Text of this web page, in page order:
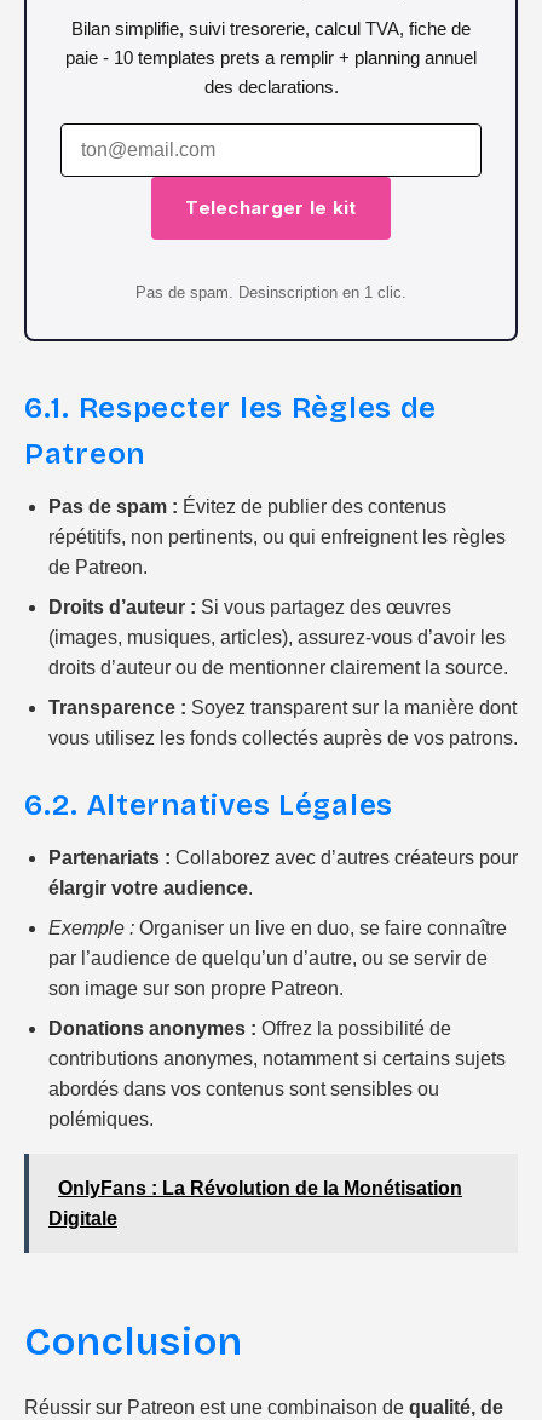
Bilan simplifie, suivi tresorerie, calcul TVA, fiche de
paie - 10 templates prets a remplir + planning annuel
des declarations.
Telecharger le kit
Pas de spam. Desinscription en 1 clic.
6.1. Respecter les Règles de
Patreon
Pas de spam : Évitez de publier des contenus
répétitifs, non pertinents, ou qui enfreignent les règles
de Patreon.
Droits d’auteur : Si vous partagez des œuvres
(images, musiques, articles), assurez-vous d’avoir les
droits d’auteur ou de mentionner clairement la source.
Transparence : Soyez transparent sur la manière dont
vous utilisez les fonds collectés auprès de vos patrons.
6.2. Alternatives Légales
Partenariats : Collaborez avec d’autres créateurs pour
élargir votre audience.
Exemple : Organiser un live en duo, se faire connaître
par l’audience de quelqu’un d’autre, ou se servir de
son image sur son propre Patreon.
Donations anonymes : Offrez la possibilité de
contributions anonymes, notamment si certains sujets
abordés dans vos contenus sont sensibles ou
polémiques.
OnlyFans : La Révolution de la Monétisation
Digitale
Conclusion
Réussir sur Patreon est une combinaison de qualité, de